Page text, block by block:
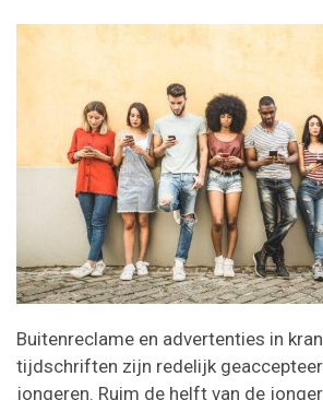
Buitenreclame en advertenties in
tijdschriften zijn redelijk
jongeren. Ruim de helft van de